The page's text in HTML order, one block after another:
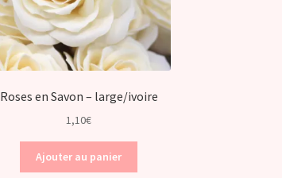
Roses en Savon – large/ivoire
1,10€
Ajouter au panier